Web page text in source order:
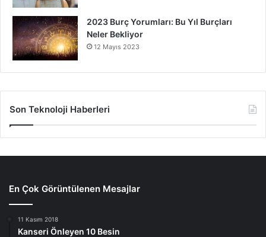
2023 Burç Yorumları: Bu Yıl Burçları
Neler Bekliyor
12 Mayıs 2023
Son Teknoloji Haberleri
En Çok Görüntülenen Mesajlar
11 Kasım 2018
Kanseri Önleyen 10 Besin